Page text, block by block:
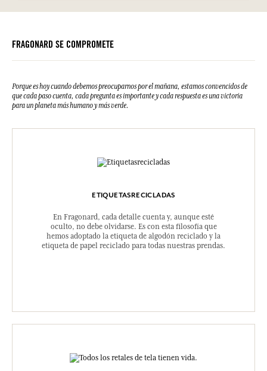
FRAGONARD SE COMPROMETE
Porque es hoy cuando debemos preocuparnos por el mañana, estamos convencidos de
que cada paso cuenta, cada pregunta es importante y cada respuesta es una victoria
para un planeta más humano y más verde.
ETIQUETASRECICLADAS
En Fragonard, cada detalle cuenta y, aunque esté
oculto, no debe olvidarse. Es con esta filosofía que
hemos adoptado la etiqueta de algodón reciclado y la
etiqueta de papel reciclado para todas nuestras prendas.